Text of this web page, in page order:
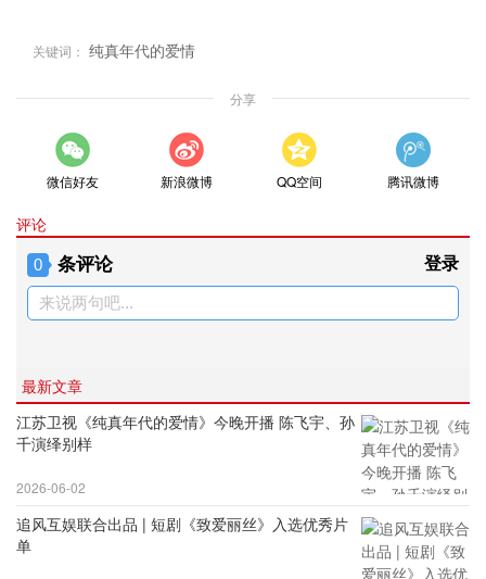
关键词： 纯真年代的爱情
分享
微信好友 新浪微博 QQ空间 腾讯微博
评论
0 条评论 登录
来说两句吧...
最新文章
江苏卫视《纯真年代的爱情》今晚开播 陈飞宇、孙
千演绎别样
2026-06-02
追风互娱联合出品 | 短剧《致爱丽丝》入选优秀片
单